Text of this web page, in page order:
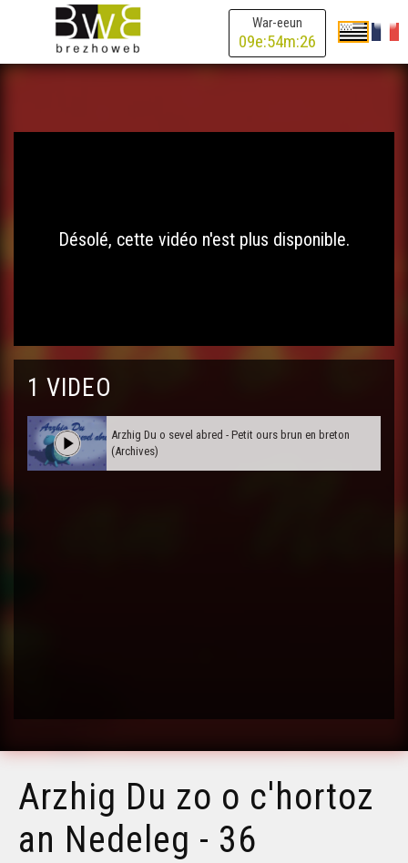
War-eeun
09e:54m:26
Désolé, cette vidéo n'est plus disponible.
1 VIDEO
Arzhig Du o sevel abred - Petit ours brun en breton
(Archives)
Arzhig Du zo o c'hortoz
an Nedeleg - 36